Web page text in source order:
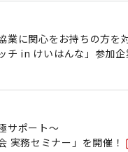
業に関心をお持ちの方を
チ in けいはんな」参加
サポート〜
実務セミナー」を開催！